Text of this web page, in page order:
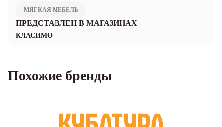
МЯГКАЯ МЕБЕЛЬ
ПРЕДСТАВЛЕН В МАГАЗИНАХ
КЛАСИМО
Похожие бренды